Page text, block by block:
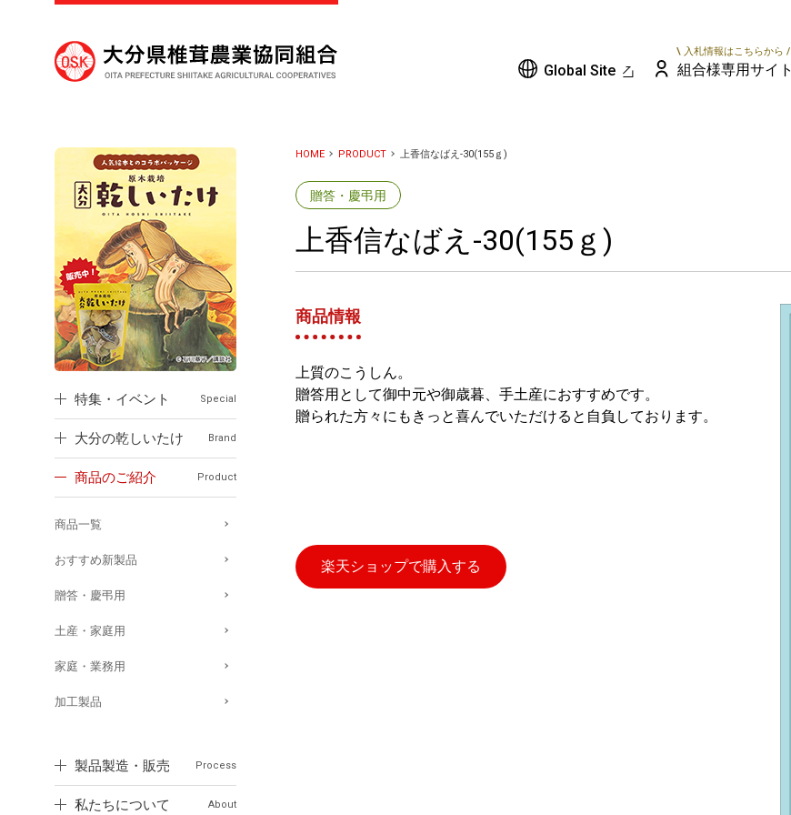
Global Site
\ 入札情報はこちらから /
組合様専用サイト
HOME PRODUCT 上香信なばえ-30(155ｇ)
贈答・慶弔用
上香信なばえ-30(155ｇ)
商品情報
上質のこうしん。
贈答用として御中元や御歳暮、手土産におすすめです。
贈られた方々にもきっと喜んでいただけると自負しております。
楽天ショップで購入する
特集・イベント Special
大分の乾しいたけ Brand
商品のご紹介 Product
商品一覧
おすすめ新製品
贈答・慶弔用
土産・家庭用
家庭・業務用
加工製品
製品製造・販売 Process
私たちについて About